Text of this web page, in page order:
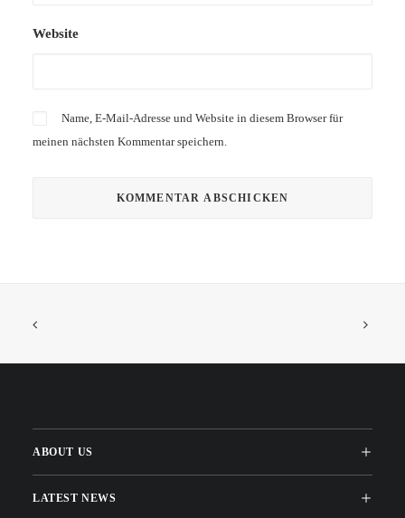
Website
Name, E-Mail-Adresse und Website in diesem Browser für
meinen nächsten Kommentar speichern.
ABOUT US
LATEST NEWS